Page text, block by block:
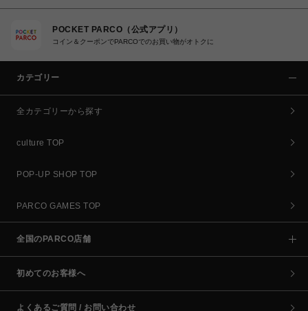
POCKET PARCO（公式アプリ）
コイン＆クーポンでPARCOでのお買い物がオトクに
カテゴリー
全カテゴリーから探す
culture TOP
POP-UP SHOP TOP
PARCO GAMES TOP
全国のPARCO店舗
初めてのお客様へ
よくあるご質問 / お問い合わせ